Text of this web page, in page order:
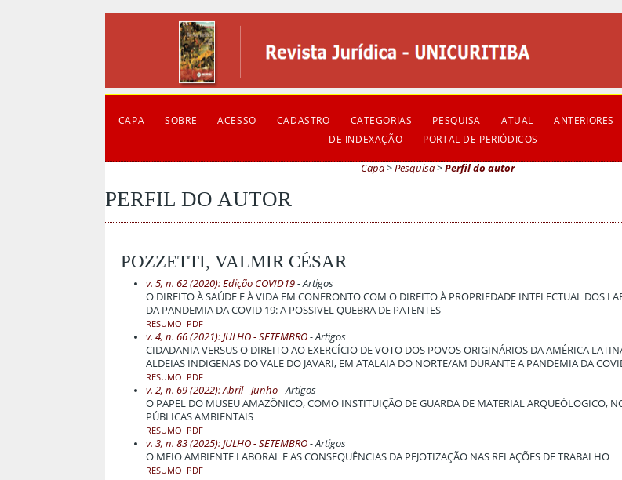
CAPA SOBRE ACESSO CADASTRO CATEGORIAS PESQUISA ATUAL ANTERIORES
DE INDEXAÇÃO
PORTAL DE PERIÓDICOS
Capa>Pesquisa>Perfil do autor
PERFIL DO AUTOR
POZZETTI, VALMIR CÉSAR
v. 5, n. 62 (2020): Edição COVID19- Artigos
O DIREITO À SAÚDE E À VIDA EM CONFRONTO COM O DIREITO À PROPRIEDADE INTELECTUAL DOS
DA PANDEMIA DA COVID 19: A POSSIVEL QUEBRA DE PATENTES
RESUMO PDF
v. 4, n. 66 (2021): JULHO - SETEMBRO- Artigos
CIDADANIA VERSUS O DIREITO AO EXERCÍCIO DE VOTO DOS POVOS ORIGINÁRIOS DA AMÉRICA
ALDEIAS INDIGENAS DO VALE DO JAVARI, EM ATALAIA DO NORTE/AM DURANTE A PANDEMIA DA
RESUMO PDF
v. 2, n. 69 (2022): Abril - Junho- Artigos
O PAPEL DO MUSEU AMAZÔNICO, COMO INSTITUIÇÃO DE GUARDA DE MATERIAL ARQUEÓLOGICO,
PÚBLICAS AMBIENTAIS
RESUMO PDF
v. 3, n. 83 (2025): JULHO - SETEMBRO- Artigos
O MEIO AMBIENTE LABORAL E AS CONSEQUÊNCIAS DA PEJOTIZAÇÃO NAS RELAÇÕES DE TRABALHO
RESUMO PDF